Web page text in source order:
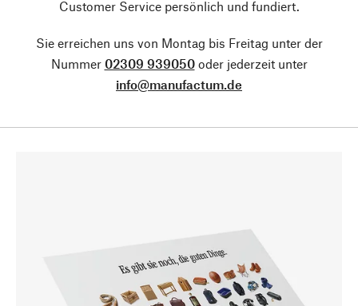
Customer Service persönlich und fundiert.
Sie erreichen uns von Montag bis Freitag unter der
Nummer 02309 939050oder jederzeit unter
info@manufactum.de